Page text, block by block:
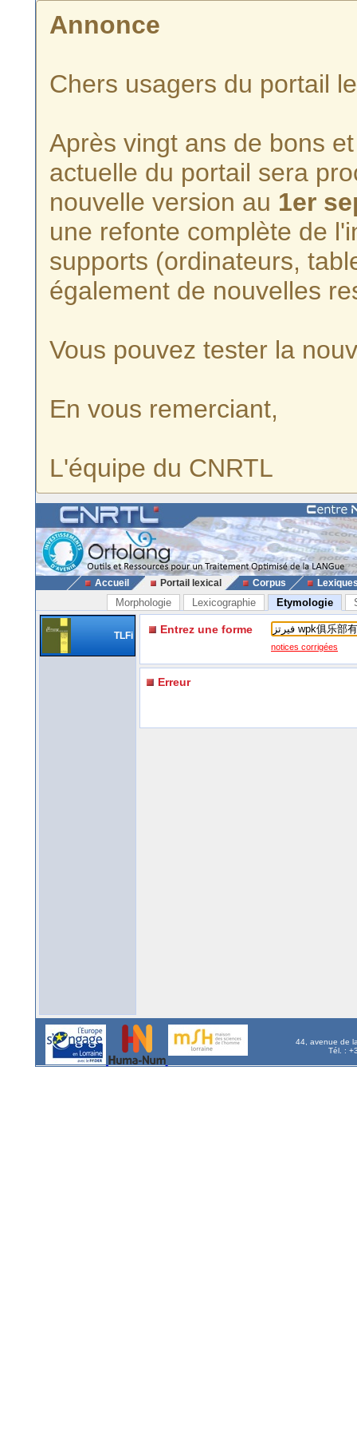
Annonce
Chers usagers du portail
Après vingt ans de bons
actuelle du portail sera
nouvelle version au 1er
une refonte complète de
supports (ordinateurs,
également de nouvelles
Vous pouvez tester la
En vous remerciant,
L'équipe du CNRTL
Accueil Portail lexical Corpus
Morphologie Lexicographie Etymologie
TLFi Entrez une forme
notices corrigées
Erreur
44, avenue de
Tél. :